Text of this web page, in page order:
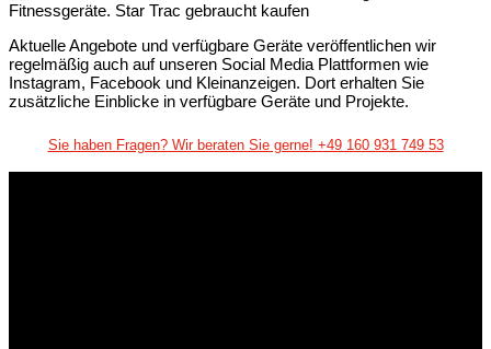
Aktuelle Angebote und verfügbare Geräte veröffentlichen wir
regelmäßig auch auf unseren Social Media Plattformen wie
Instagram, Facebook und Kleinanzeigen. Dort erhalten Sie
zusätzliche Einblicke in verfügbare Geräte und Projekte.
Sie haben Fragen? Wir beraten Sie gerne! +49 160 931 749 53